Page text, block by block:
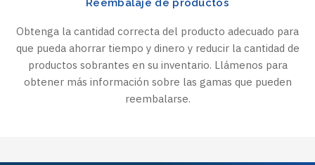
Reembalaje de productos
Obtenga la cantidad correcta del producto adecuado para
que pueda ahorrar tiempo y dinero y reducir la cantidad de
productos sobrantes en su inventario. Llámenos para
obtener más información sobre las gamas que pueden
reembalarse.